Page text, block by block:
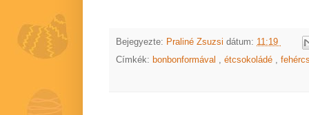
Bejegyezte: Praliné Zsuzsi dátum: 11:19
Címkék: bonbonformával , étcsokoládé ,